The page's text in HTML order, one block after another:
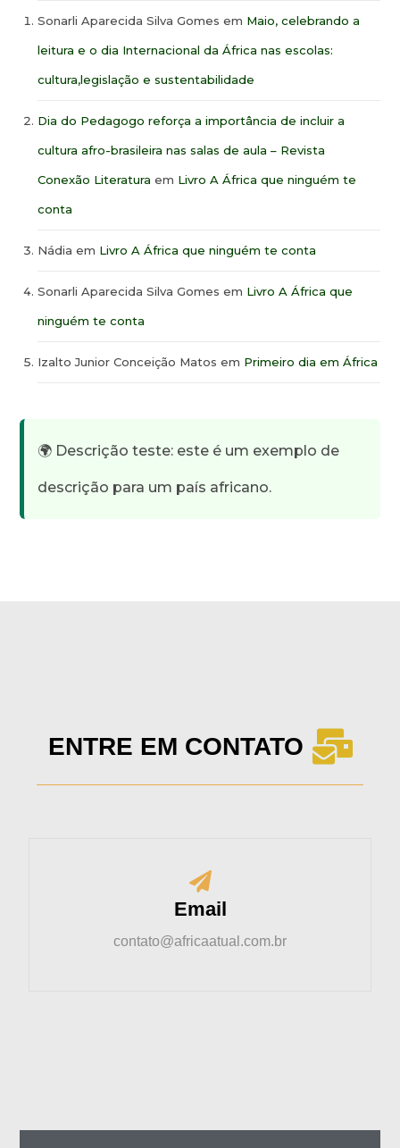
Sonarli Aparecida Silva Gomes em Maio, celebrando a
leitura e o dia Internacional da África nas escolas:
cultura,legislação e sustentabilidade
Dia do Pedagogo reforça a importância de incluir a
cultura afro-brasileira nas salas de aula – Revista
Conexão Literatura em Livro A África que ninguém te
conta
Nádia em Livro A África que ninguém te conta
Sonarli Aparecida Silva Gomes em Livro A África que
ninguém te conta
Izalto Junior Conceição Matos em Primeiro dia em África
🌍 Descrição teste: este é um exemplo de
descrição para um país africano.
ENTRE EM CONTATO
Email
contato@africaatual.com.br